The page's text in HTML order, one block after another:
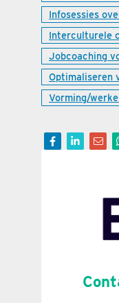
Infosessies
Interculturele
Jobcoaching
Optimaliseren
Vorming/